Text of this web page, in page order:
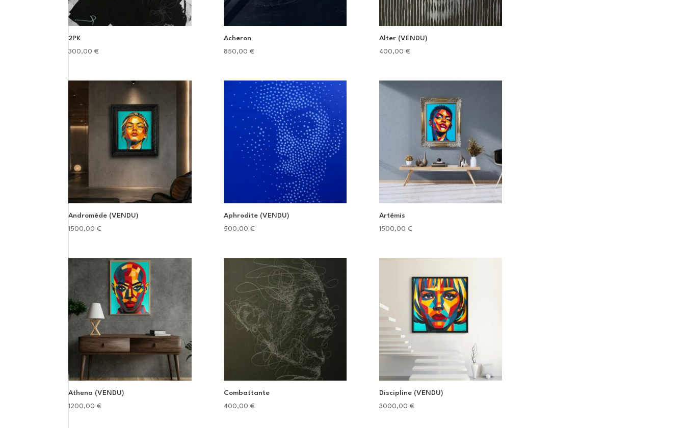
2PK
300,00€
Acheron
850,00€
Alter (VENDU)
400,00 €
Andromède (VENDU)
1500,00€
Aphrodite (VENDU)
500,00€
Artémis
1500,00 €
Athena (VENDU)
1200,00€
Combattante
400,00€
Discipline (VENDU)
3000,00 €